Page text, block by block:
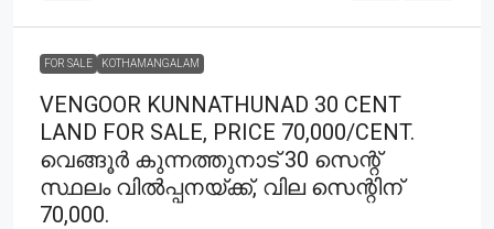
FOR SALE KOTHAMANGALAM
VENGOOR KUNNATHUNAD 30 CENT
LAND FOR SALE, PRICE 70,000/CENT.
വെങ്ങൂർ കുന്നത്തുനാട് 30 സെന്റ്
സ്ഥലം വിൽപ്പനയ്ക്ക്, വില സെന്റിന്
70,000.